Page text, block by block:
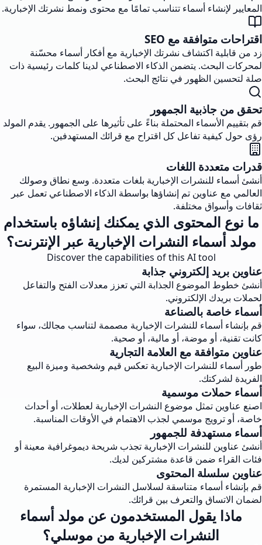
المعايير لإنشاء أسماء تتناسب تمامًا مع محتوى ونمط نشرتك الإخبارية.
اقتراحات متوافقة مع SEO
زد من قابلية اكتشاف نشرتك الإخبارية مع أفكار أسماء محسّنة
لمحركات البحث. يتضمن الذكاء الاصطناعي لدينا كلمات رئيسية ذات
صلة لتحسين الظهور في نتائج البحث.
تحقق من جاذبية الجمهور
قم بتقييم الأسماء المحتملة بناءً على تأثيرها على الجمهور. يقدم المولد
رؤى حول كيفية تفاعل كل اقتراح مع قرائك المستهدفين.
قدرات متعددة اللغات
أنشئ أسماء للنشرات الإخبارية بلغات متعددة. وسع نطاق وصولك
العالمي مع عناوين تم إنشاؤها بواسطة الذكاء الاصطناعي تعمل عبر
ثقافات وأسواق مختلفة.
ما نوع المحتوى الذي يمكنك إنشاؤه باستخدام
مولد أسماء النشرات الإخبارية عبر الإنترنت؟
Discover the capabilities of this AI tool
عناوين بريد إلكتروني جذابة
أنشئ خطوط الموضوع الجذابة التي تعزز معدلات الفتح والتفاعل
لحملات بريدك الإلكتروني.
أسماء خاصة بالصناعة
قم بإنشاء أسماء للنشرات الإخبارية مصممة لتناسب مجالك، سواء
كانت تقنية، أو موضة، أو مالية، أو صحية.
عناوين متوافقة مع العلامة التجارية
طور أسماء للنشرات الإخبارية تعكس قيم وشخصية وميزة البيع
الفريدة لشركتك.
أسماء حملات موسمية
اصنع عناوين تمثل موضوع النشرات الإخبارية لعطلات، أو أحداث
خاصة، أو ترويج موسمي لجذب الاهتمام في الأوقات المناسبة.
أسماء مستهدفة للجمهور
أنشئ عناوين للنشرات الإخبارية تجذب شريحة ديموغرافية معينة أو
فئات القراء ضمن قاعدة مشتركين لديك.
عناوين سلسلة المحتوى
قم بإنشاء أسماء متناسقة لسلاسل النشرات الإخبارية المستمرة
لضمان الاتساق والتعرف بين قرائك.
ماذا يقول المستخدمون عن مولد أسماء
النشرات الإخبارية من موسلي؟